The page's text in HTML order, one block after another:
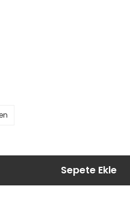
Sepete Ekle